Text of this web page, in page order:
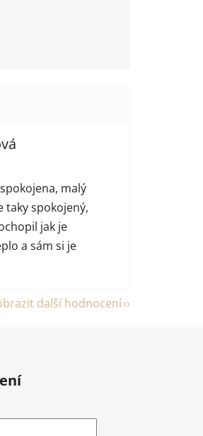
je 5 z 5 hvězdiček.
malý
taky spokojený,
jak je
a sám si je
další hodnocení